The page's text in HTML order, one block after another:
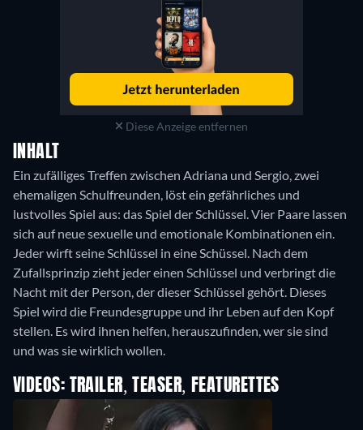
Diese Anzeige entfernen
INHALT
Ein zufälliges Treffen zwischen Adriana und Sergio, zwei
ehemaligen Schulfreunden, löst ein gefährliches und
lustvolles Spiel aus: das Spiel der Schlüssel. Vier Paare lassen
sich auf neue sexuelle und emotionale Kombinationen ein.
Jeder wirft seine Schlüssel in eine Schüssel. Nach dem
Zufallsprinzip zieht jeder einen Schlüssel und verbringt die
Nacht mit der Person, der dieser Schlüssel gehört. Dieses
Spiel wird die Freundesgruppe und ihr Leben auf den Kopf
stellen. Es wird ihnen helfen, herauszufinden, wer sie sind
VIDEOS: TRAILER, TEASER, FEATURETTES